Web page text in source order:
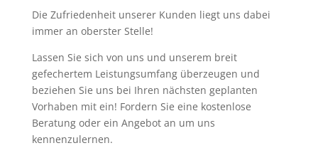
Die Zufriedenheit unserer Kunden liegt uns dabei
immer an oberster Stelle!
Lassen Sie sich von uns und unserem breit
gefechertem Leistungsumfang überzeugen und
beziehen Sie uns bei Ihren nächsten geplanten
Vorhaben mit ein! Fordern Sie eine kostenlose
Beratung oder ein Angebot an um uns
kennenzulernen.